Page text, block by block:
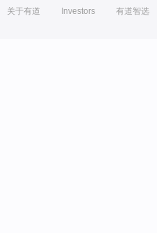
关于有道 Investors 有道智选